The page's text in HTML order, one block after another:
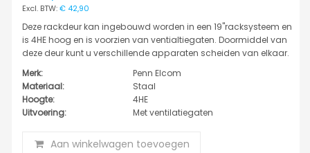
€ 42,90
Deze rackdeur kan ingebouwd worden in een 19"racksysteem en
is 4HE hoog en is voorzien van ventialtiegaten. Doormiddel van
deze deur kunt u verschillende apparaten scheiden van elkaar.
Merk:
Penn Elcom
Materiaal:
Staal
Hoogte:
4HE
Uitvoering:
Met ventilatiegaten
Aan winkelwagen toevoegen